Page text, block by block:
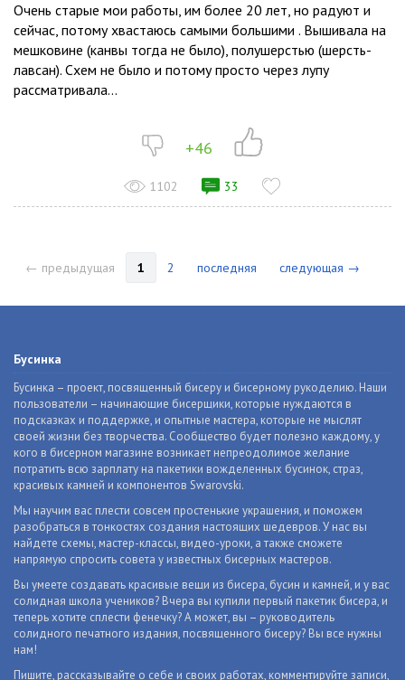
Очень старые мои работы, им более 20 лет, но радуют и
сейчас, потому хвастаюсь самыми большими . Вышивала на
мешковине (канвы тогда не было), полушерстью (шерсть-
лавсан). Схем не было и потому просто через лупу
рассматривала...
+46
1102 33
← предыдущая 1 2 последняя следующая →
Бусинка
Бусинка – проект, посвященный бисеру и бисерному рукоделию. Наши
пользователи – начинающие бисерщики, которые нуждаются в
подсказках и поддержке, и опытные мастера, которые не мыслят
своей жизни без творчества. Сообщество будет полезно каждому, у
кого в бисерном магазине возникает непреодолимое желание
потратить всю зарплату на пакетики вожделенных бусинок, страз,
красивых камней и компонентов Swarovski.
Мы научим вас плести совсем простенькие украшения, и поможем
разобраться в тонкостях создания настоящих шедевров. У нас вы
найдете схемы, мастер-классы, видео-уроки, а также сможете
напрямую спросить совета у известных бисерных мастеров.
Вы умеете создавать красивые вещи из бисера, бусин и камней, и у вас
солидная школа учеников? Вчера вы купили первый пакетик бисера, и
теперь хотите сплести фенечку? А может, вы – руководитель
солидного печатного издания, посвященного бисеру? Вы все нужны
нам!
Пишите, рассказывайте о себе и своих работах, комментируйте записи,